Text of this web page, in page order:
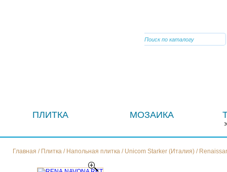
ПЛИТКА МОЗАИКА
Главная / Плитка / Напольная плитка / Unicom Starker (Италия) /